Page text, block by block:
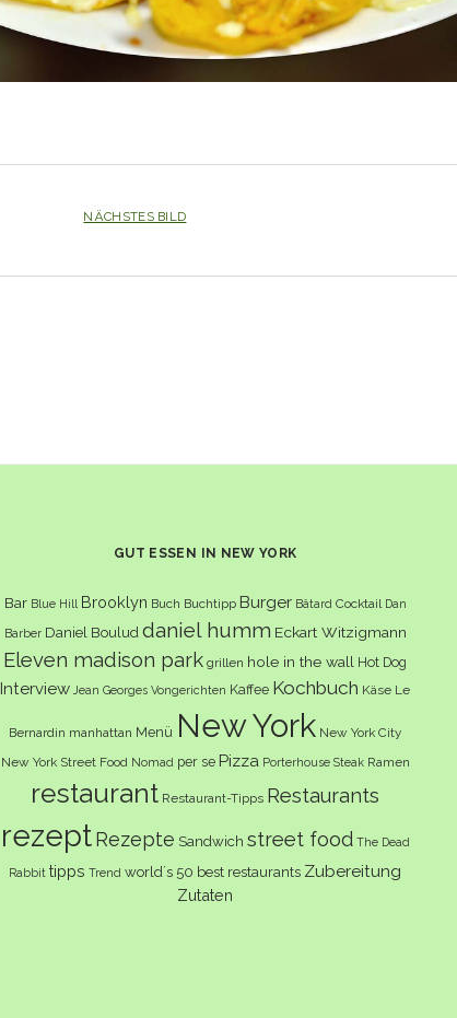
NÄCHSTES BILD
GUT ESSEN IN NEW YORK
Bar Blue Hill Brooklyn Buch Buchtipp Burger Bâtard Cocktail Dan
Barber Daniel Boulud daniel humm Eckart Witzigmann
Eleven madison park grillen hole in the wall Hot Dog
Interview Jean Georges Vongerichten Kaffee Kochbuch Käse Le
Bernardin manhattan Menü New York New York City
New York Street Food Nomad per se Pizza Porterhouse Steak Ramen
restaurant Restaurant-Tipps Restaurants
rezept Rezepte Sandwich street food The Dead
Rabbit tipps Trend world´s 50 best restaurants Zubereitung
Zutaten